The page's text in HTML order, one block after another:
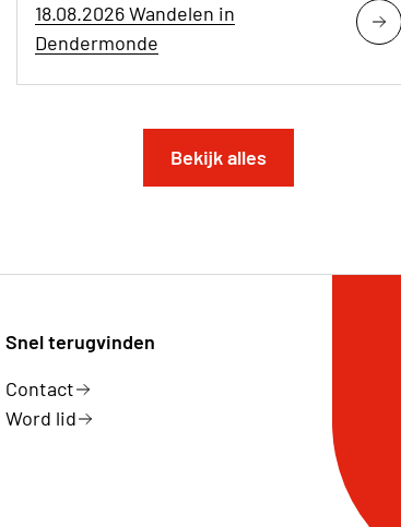
18.08.2026 Wandelen in
Dendermonde
Bekijk alles
Snel terugvinden
Contact
Word lid